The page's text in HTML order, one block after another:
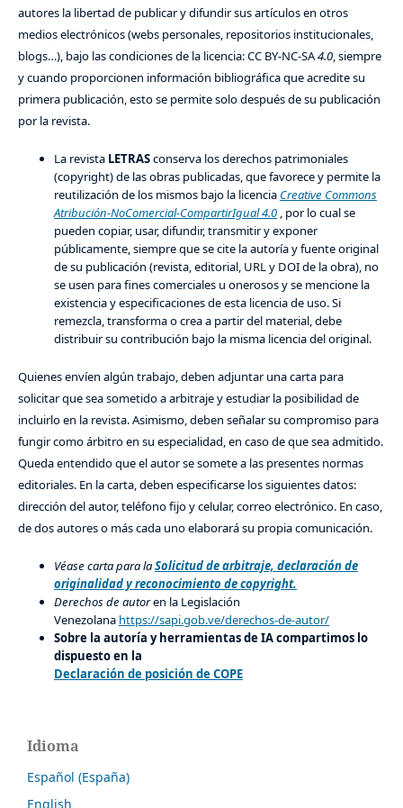
autores la libertad de publicar y difundir sus artículos en otros
medios electrónicos (webs personales, repositorios institucionales,
blogs…), bajo las condiciones de la licencia: CC BY-NC-SA4.0, siempre
y cuando proporcionen información bibliográfica que acredite su
primera publicación, esto se permite solo después de su publicación
por la revista.
La revista LETRASconserva los derechos patrimoniales
(copyright) de las obras publicadas, que favorece y permite la
reutilización de los mismos bajo la licencia Creative Commons
Atribución-NoComercial-CompartirIgual 4.0, por lo cual se
pueden copiar, usar, difundir, transmitir y exponer
públicamente, siempre que se cite la autoría y fuente original
de su publicación (revista, editorial, URL y DOI de la obra), no
se usen para fines comerciales u onerosos y se mencione la
existencia y especificaciones de esta licencia de uso. Si
remezcla, transforma o crea a partir del material, debe
distribuir su contribución bajo la misma licencia del original.
Quienes envíen algún trabajo, deben adjuntar una carta para
solicitar que sea sometido a arbitraje y estudiar la posibilidad de
incluirlo en la revista. Asimismo, deben señalar su compromiso para
fungir como árbitro en su especialidad, en caso de que sea admitido.
Queda entendido que el autor se somete a las presentes normas
editoriales. En la carta, deben especificarse los siguientes datos:
dirección del autor, teléfono fijo y celular, correo electrónico. En caso,
de dos autores o más cada uno elaborará su propia comunicación.
Véase carta para laSolicitud de arbitraje, declaración de
originalidad y reconocimiento de copyright.
Derechos de autoren la Legislación
Venezolana https://sapi.gob.ve/derechos-de-autor/
Sobre la autoría y herramientas de IA compartimos lo
dispuesto en la
Declaración de posición de COPE
Idioma
Español (España)
English